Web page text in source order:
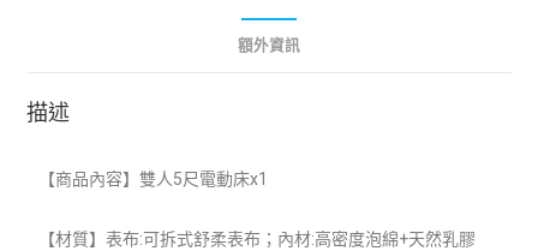
額外資訊
描述
【商品內容】雙人5尺電動床x1
【材質】表布:可拆式舒柔表布；內材:高密度泡綿+天然乳膠